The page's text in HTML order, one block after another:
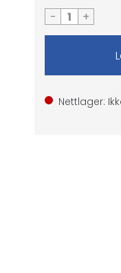
- +
Nettlager: